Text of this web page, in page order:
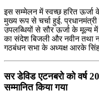
इस सम्‍मेलन में स्‍वच्‍छ हरित ऊर्जा
मुख्य रूप से चर्चा हुई. प्रधानमंत्री
उपलब्‍धियों से सौर ऊर्जा के मूल्‍य
का संदेश बिजली और नवीन तथा
गठबंधन सभा के अध्‍यक्ष आरके
सर डेविड एटनबरो को वर्ष
सम्मानित किया गया